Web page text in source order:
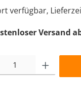
verfügbar,
Versand
Anzahl: Gib den